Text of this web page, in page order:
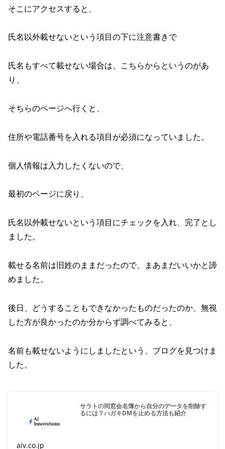
そこにアクセスすると、
氏名以外載せないという項目の下に注意書きで
氏名もすべて載せない場合は、こちらからというのがあ
り、
そちらのページへ行くと、
住所や電話番号を入れる項目が必須になっていました。
個人情報は入力したくないので、
最初のページに戻り、
氏名以外載せないという項目にチェックを入れ、完了とし
ました。
載せる名前は旧姓のままだったので、まあまだいいかと諦
めました。
後日、どうすることもできなかったものだったのか、無視
した方が良かったのか分からず調べてみると、
名前も載せないようにしましたという、ブログを見つけま
した。
サラトの同窓会名簿から自分のデータを削除す
るには？ハガキDMを止める方法も紹介
aiv.co.jp